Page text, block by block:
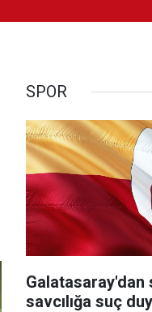
SPOR
Galatasaray'dan
savcılığa suç